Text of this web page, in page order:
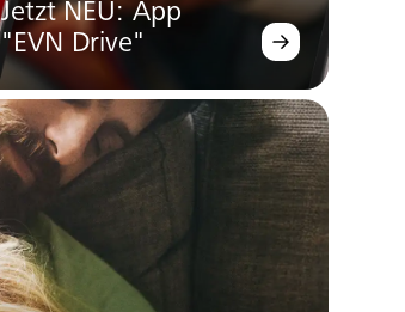
Jetzt NEU: App
"EVN Drive"